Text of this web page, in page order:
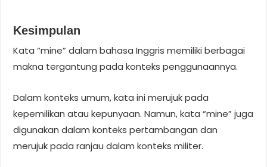
Kesimpulan
Kata “mine” dalam bahasa Inggris memiliki berbagai
makna tergantung pada konteks penggunaannya.
Dalam konteks umum, kata ini merujuk pada
kepemilikan atau kepunyaan. Namun, kata “mine” juga
digunakan dalam konteks pertambangan dan
merujuk pada ranjau dalam konteks militer.